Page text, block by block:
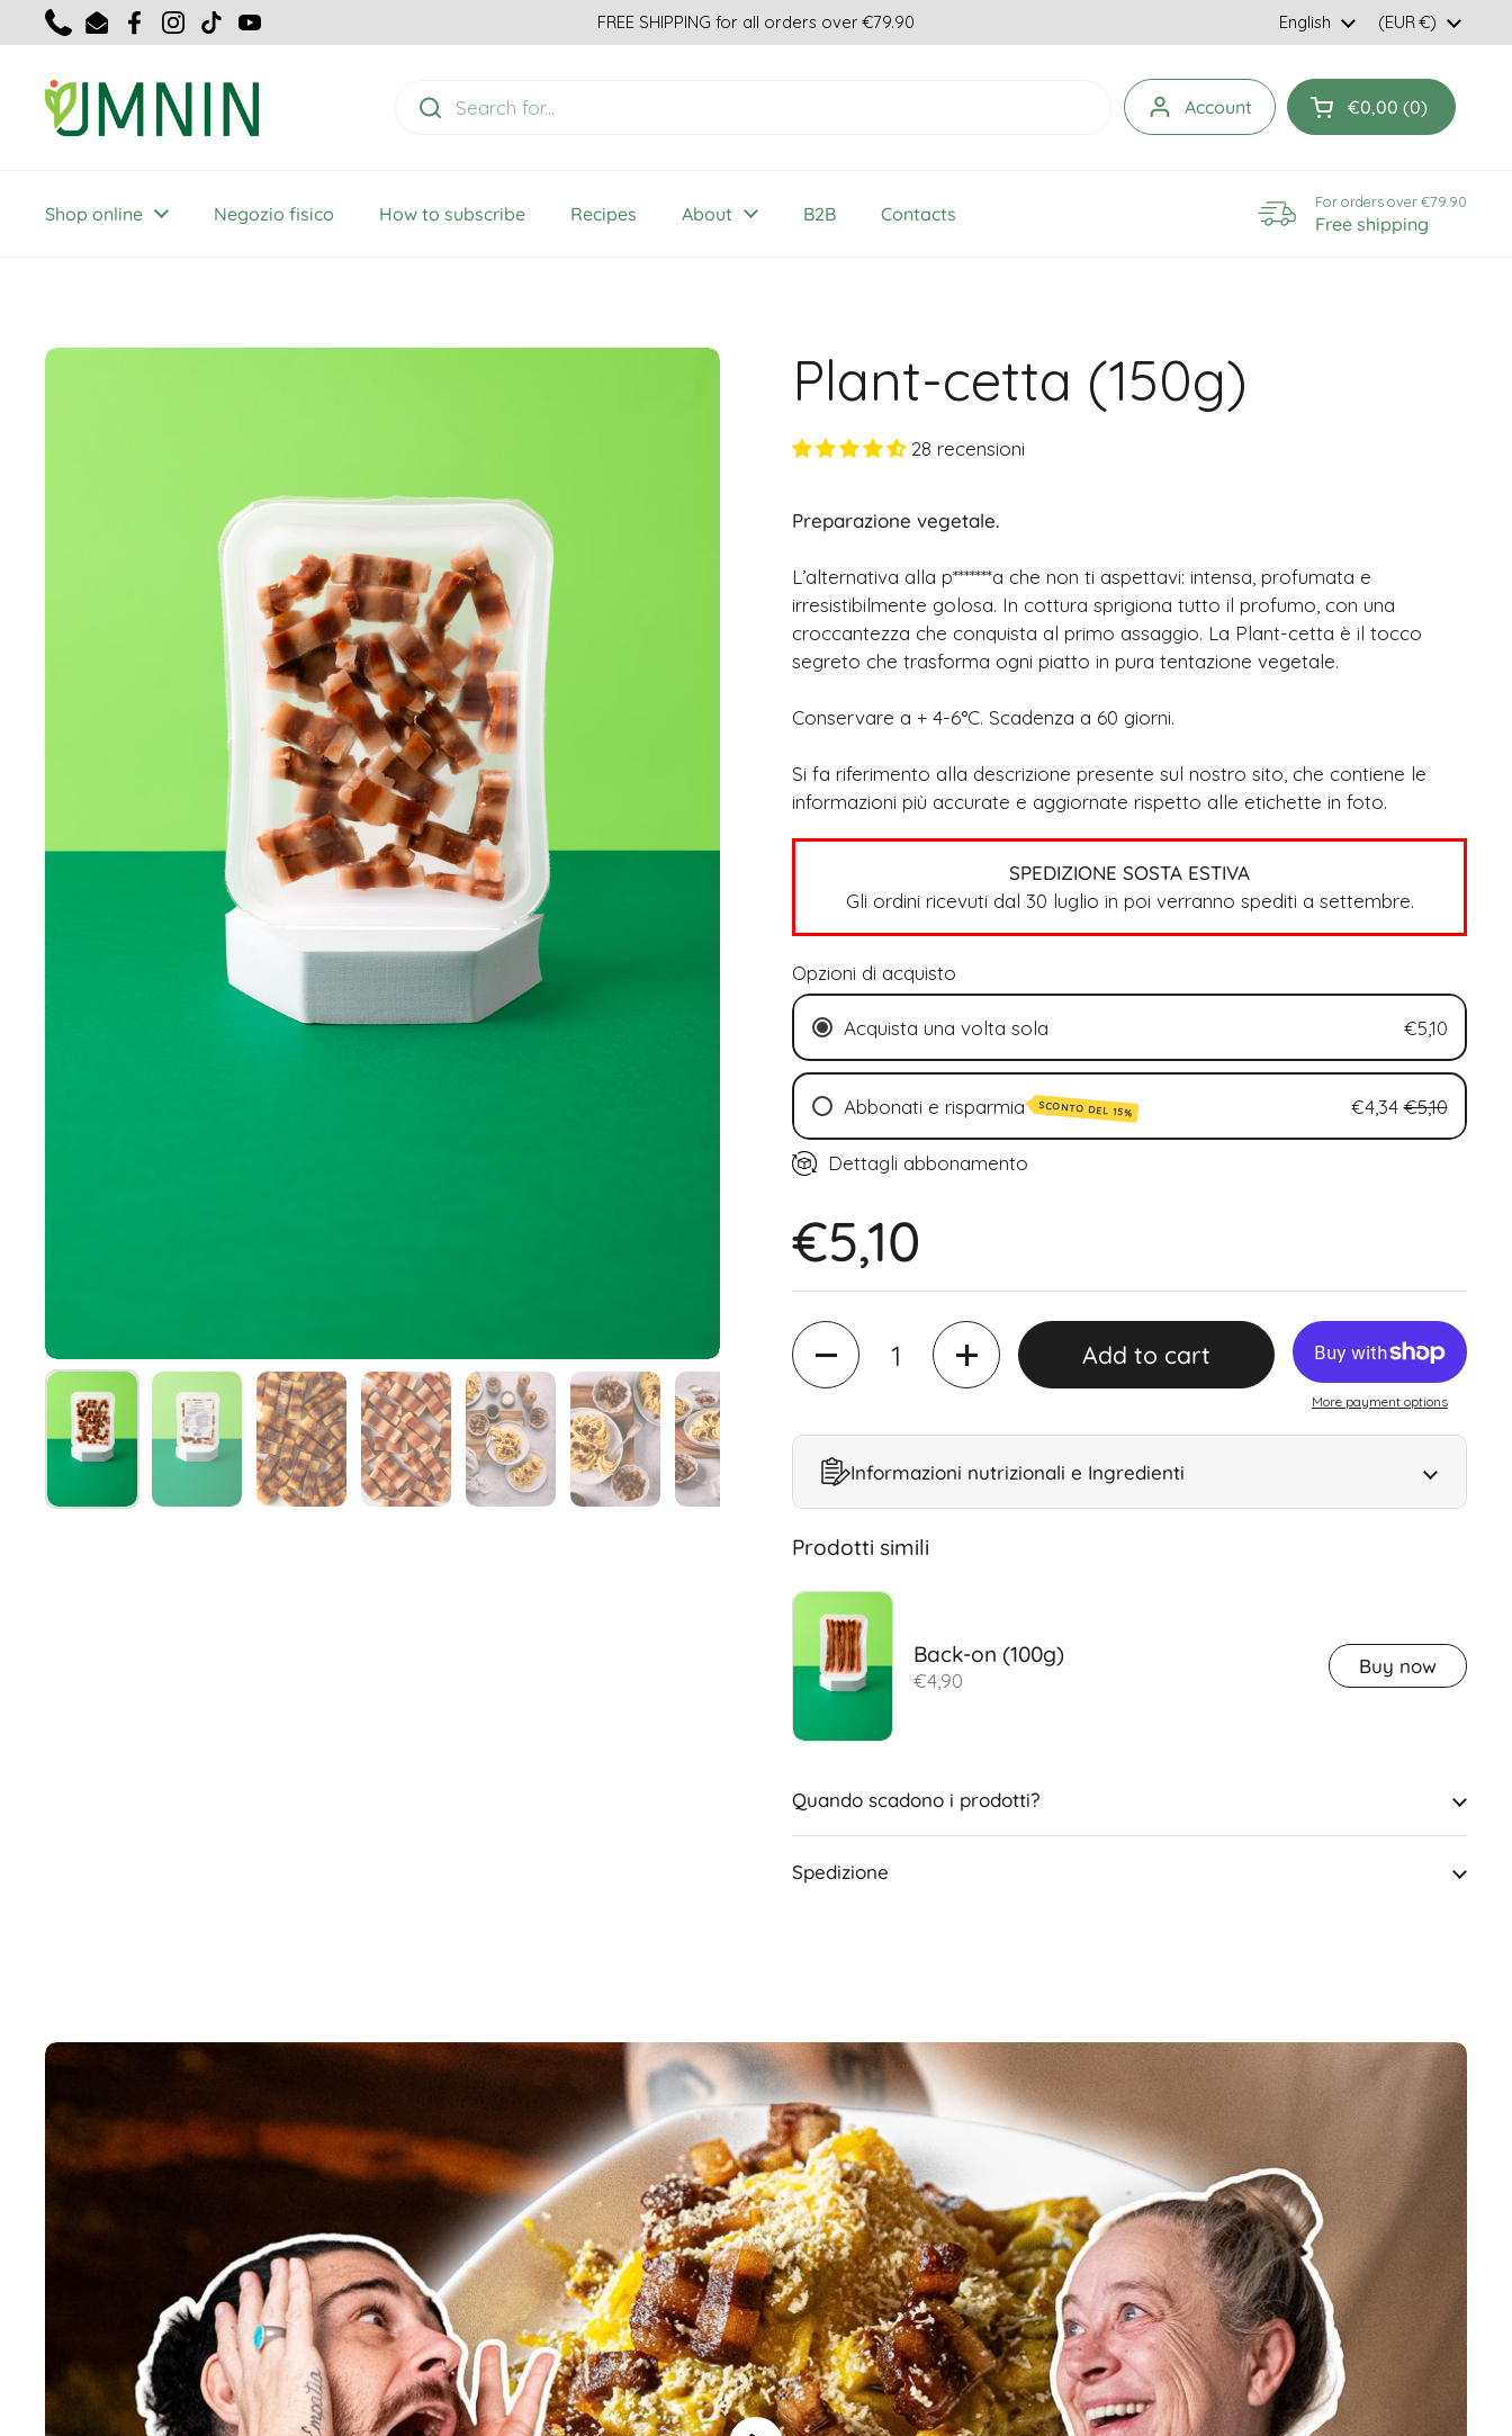
Skip to content
PhoneEmailFacebook
Instagram
TikTokYouTube
FREE SHIPPING for all orders over €79.90 Language
English Country/region
(EUR €)
Account Open cart
€0,00 0
Shop online Negozio fisico How to subscribe Recipes About B2B Contacts
For orders over €79.90
Free shipping
Plant-cetta (150g)
28 recensioni
Preparazione vegetale.
L’alternativa alla p*******a che non ti aspettavi: intensa, profumata e
irresistibilmente golosa. In cottura sprigiona tutto il profumo, con una
croccantezza che conquista al primo assaggio. La Plant-cetta è il tocco
segreto che trasforma ogni piatto in pura tentazione vegetale.
Conservare a + 4-6°C. Scadenza a 60 giorni.
Si fa riferimento alla descrizione presente sul nostro sito, che contiene le
informazioni più accurate e aggiornate rispetto alle etichette in foto.
SPEDIZIONE SOSTA ESTIVA
Gli ordini ricevuti dal 30 luglio in poi verranno spediti a settembre.
Opzioni di acquisto
Acquista una volta sola €5,10
Abbonati e risparmia SCONTO DEL 15% €4,34 €5,10
Ogni 2 settimane (15% di sconto)
Ogni 6 settimane (15% di sconto)
Dettagli abbonamento
€5,10
Quantity
Add to cart
More payment options
Informazioni nutrizionali e Ingredienti
Prodotti simili
Back-on (100g)
€4,90
Buy now
Quando scadono i prodotti?
Spedizione